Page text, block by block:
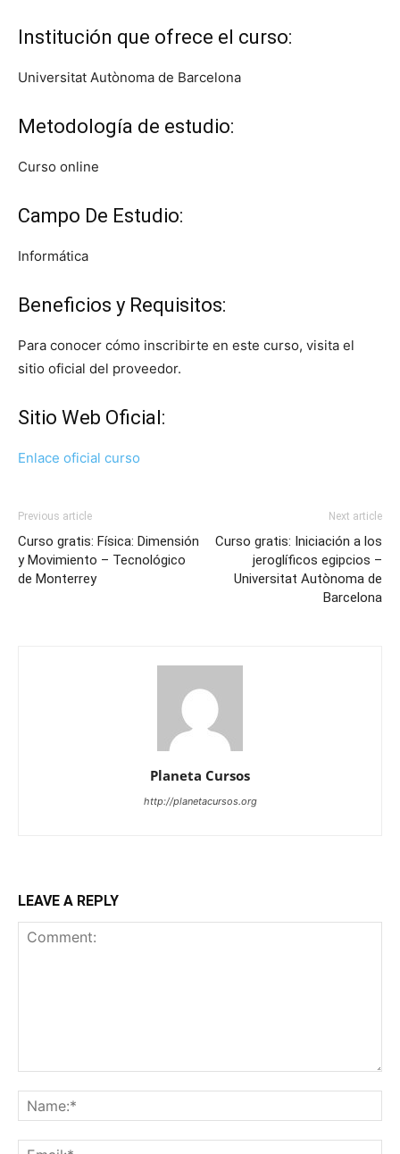
Institución que ofrece el curso:
Universitat Autònoma de Barcelona
Metodología de estudio:
Curso online
Campo De Estudio:
Informática
Beneficios y Requisitos:
Para conocer cómo inscribirte en este curso, visita el
sitio oficial del proveedor.
Sitio Web Oficial:
Enlace oficial curso
Previous article
Curso gratis: Física: Dimensión
y Movimiento – Tecnológico
de Monterrey
Next article
Curso gratis: Iniciación a los
jeroglíficos egipcios –
Universitat Autònoma de
Barcelona
Planeta Cursos
http://planetacursos.org
LEAVE A REPLY